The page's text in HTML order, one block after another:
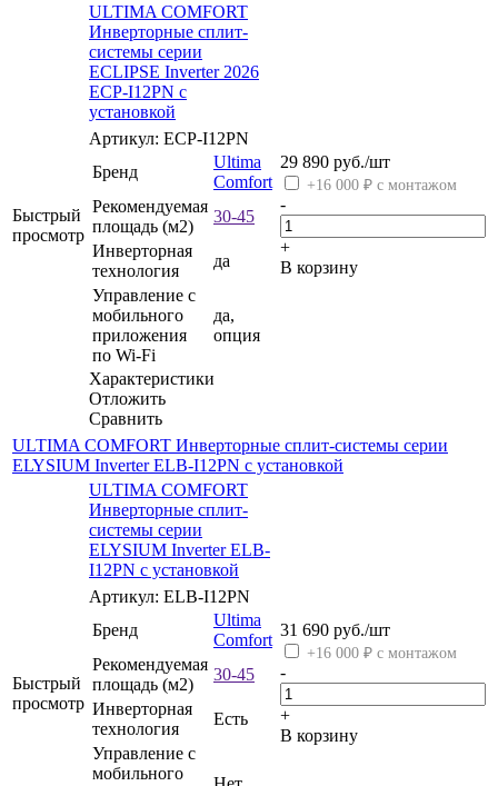
Быстрый
просмотр
ULTIMA COMFORT
Инверторные сплит-
системы серии
ECLIPSE Inverter 2026
ECP-I12PN с
установкой
Артикул: ECP-I12PN
Бренд
Ultima
Comfort
Рекомендуемая
площадь (м2)
30-45
Инверторная
технология
да
Управление c
мобильного
приложения
по Wi-Fi
да,
опция
Характеристики
Отложить
Сравнить
29 890 руб./шт
+16 000 ₽ с монтажом
-
+
В корзину
ULTIMA COMFORT Инверторные сплит-системы серии
ELYSIUM Inverter ELB-I12PN с установкой
Быстрый
просмотр
ULTIMA COMFORT
Инверторные сплит-
системы серии
ELYSIUM Inverter ELB-
I12PN с установкой
Артикул: ELB-I12PN
Бренд
Ultima
Comfort
Рекомендуемая
площадь (м2)
30-45
Инверторная
технология
Есть
Управление c
мобильного
31 690 руб./шт
+16 000 ₽ с монтажом
-
+
В корзину